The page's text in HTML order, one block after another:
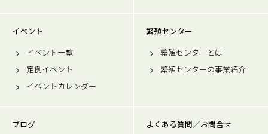
イベント
イベント一覧
定例イベント
イベントカレンダー
繁殖センター
繁殖センターとは
繁殖センターの事業紹介
ブログ
よくある質問／お問合せ